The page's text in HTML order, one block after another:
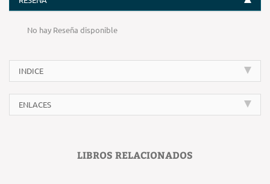
No hay Reseña disponible
INDICE
ENLACES
LIBROS RELACIONADOS